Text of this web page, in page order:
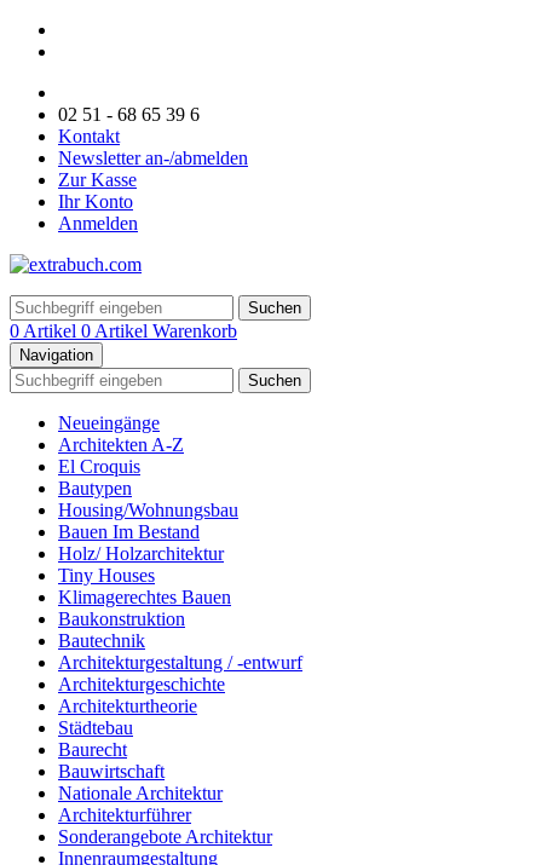
02 51 - 68 65 39 6
Kontakt
Newsletter an-/abmelden
Zur Kasse
Ihr Konto
Anmelden
Suchen
0 Artikel 0 Artikel Warenkorb
Navigation
Suchen
Neueingänge
Architekten A-Z
El Croquis
Bautypen
Housing/Wohnungsbau
Bauen Im Bestand
Holz/ Holzarchitektur
Tiny Houses
Klimagerechtes Bauen
Baukonstruktion
Bautechnik
Architekturgestaltung / -entwurf
Architekturgeschichte
Architekturtheorie
Städtebau
Baurecht
Bauwirtschaft
Nationale Architektur
Architekturführer
Sonderangebote Architektur
Innenraumgestaltung